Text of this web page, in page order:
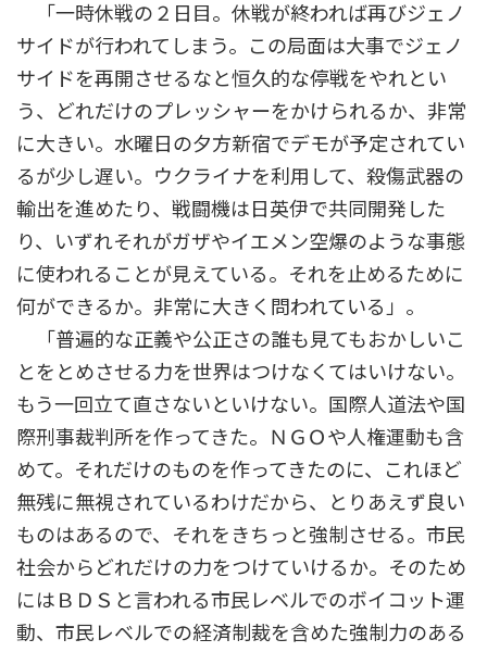
「一時休戦の２日目。休戦が終われば再びジェノ
サイドが行われてしまう。この局面は大事でジェノ
サイドを再開させるなと恒久的な停戦をやれとい
う、どれだけのプレッシャーをかけられるか、非常
に大きい。水曜日の夕方新宿でデモが予定されてい
るが少し遅い。ウクライナを利用して、殺傷武器の
輸出を進めたり、戦闘機は日英伊で共同開発した
り、いずれそれがガザやイエメン空爆のような事態
に使われることが見えている。それを止めるために
何ができるか。非常に大きく問われている」。
「普遍的な正義や公正さの誰も見てもおかしいこ
とをとめさせる力を世界はつけなくてはいけない。
もう一回立て直さないといけない。国際人道法や国
際刑事裁判所を作ってきた。ＮＧＯや人権運動も含
めて。それだけのものを作ってきたのに、これほど
無残に無視されているわけだから、とりあえず良い
ものはあるので、それをきちっと強制させる。市民
社会からどれだけの力をつけていけるか。そのため
にはＢＤＳと言われる市民レベルでのボイコット運
動、市民レベルでの経済制裁を含めた強制力のある